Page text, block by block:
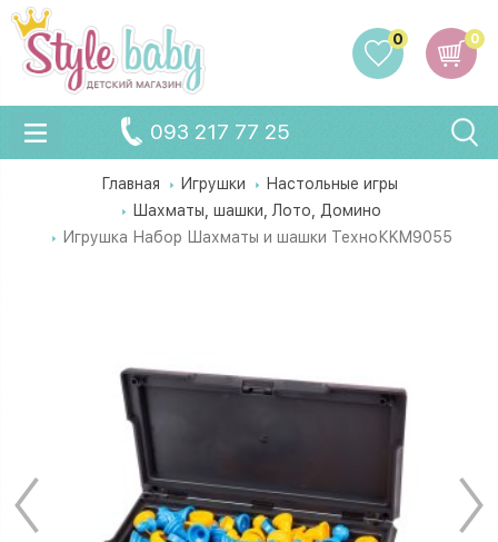
0
0
093 217 77 25
Главная Игрушки
Настольные игры
Шахматы, шашки, Лото, Домино
Игрушка Набор Шахматы и шашки ТехноКKM9055